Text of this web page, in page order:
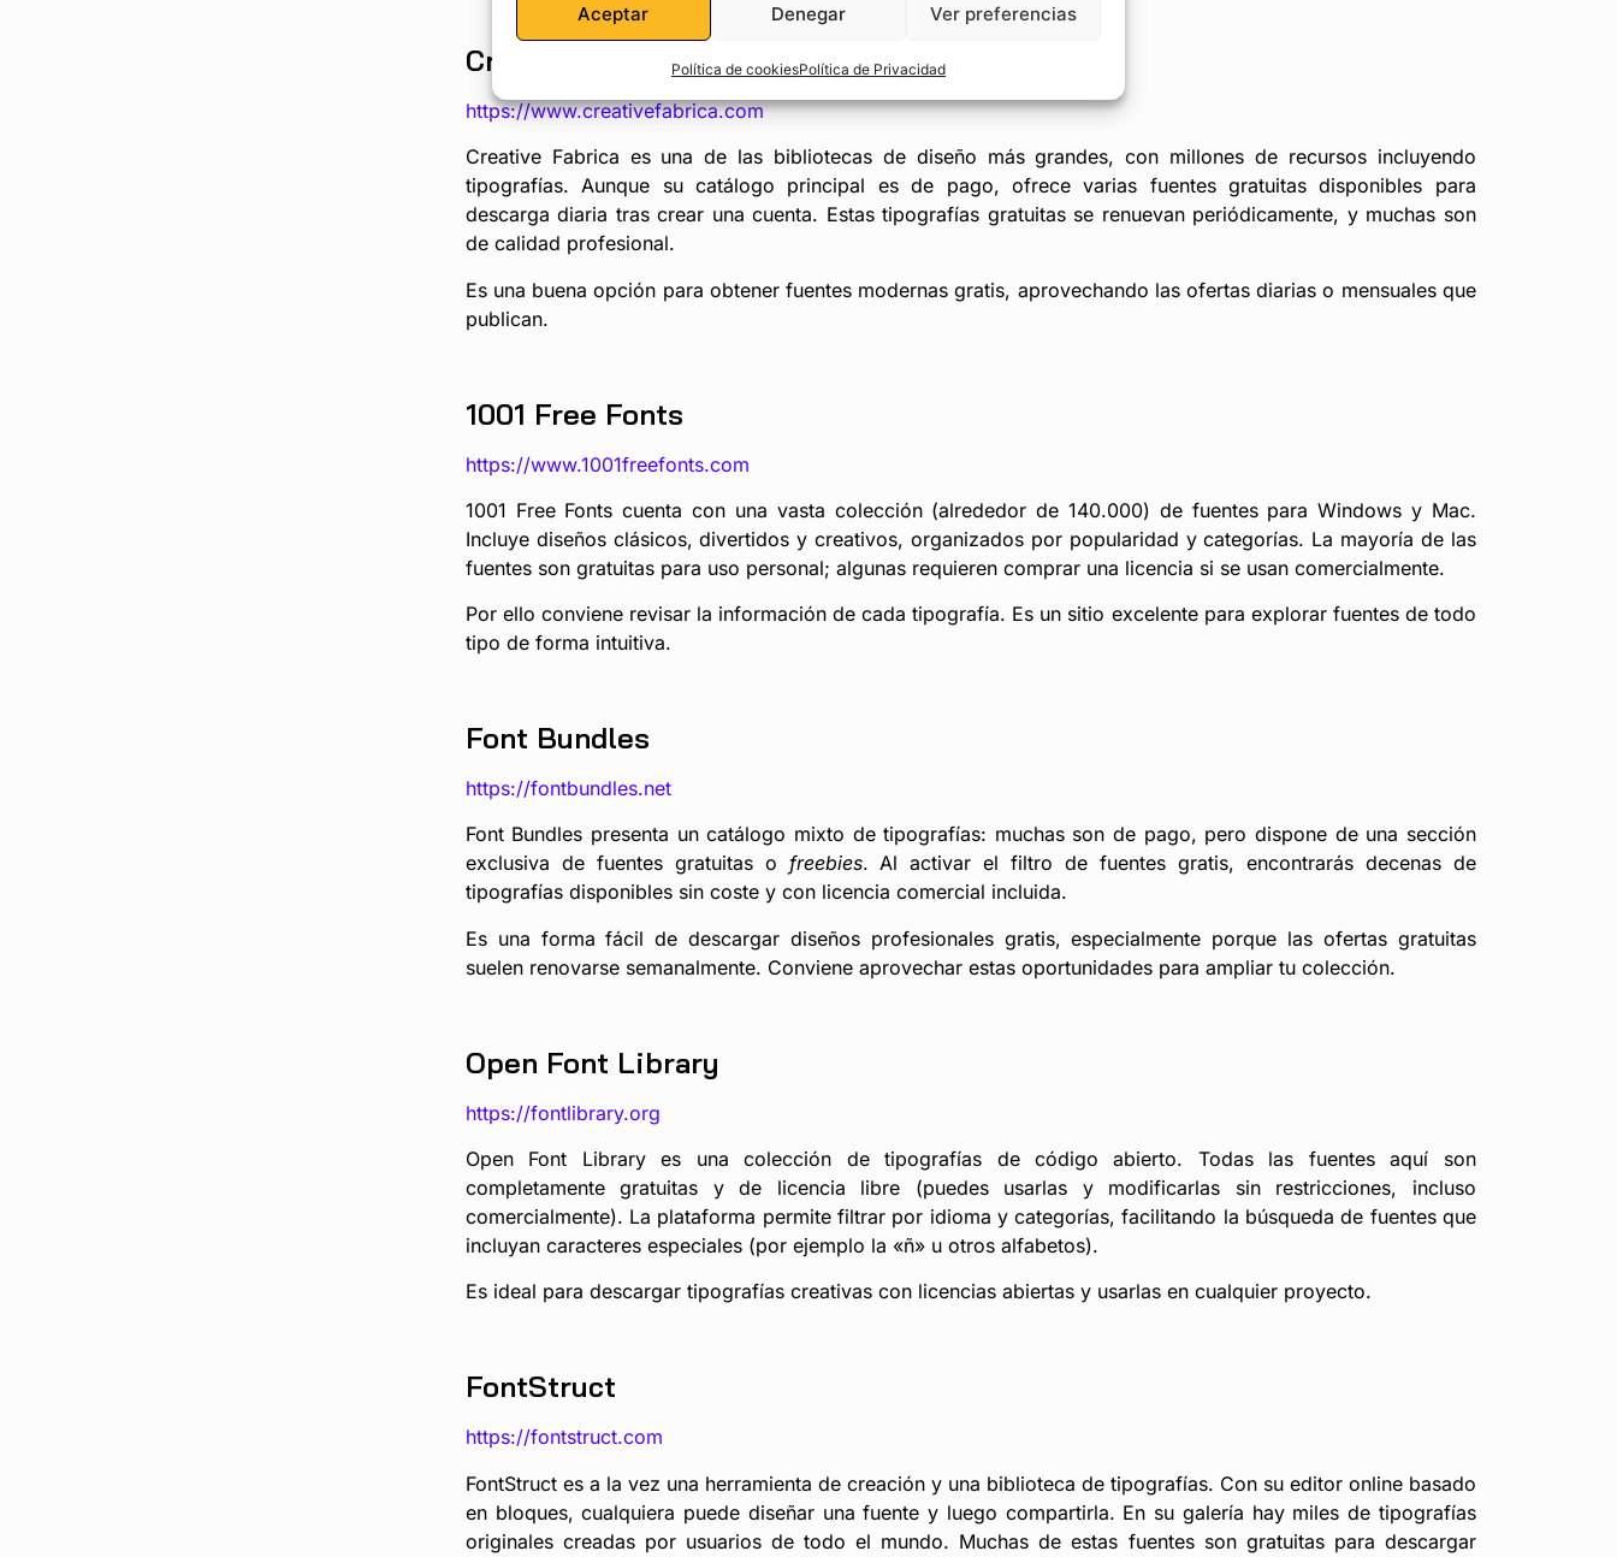
Aceptar Denegar Ver preferencias
Política de cookiesPolítica de Privacidad
Creative Fabrica
https://www.creativefabrica.com
Creative Fabrica es una de las bibliotecas de diseño más grandes, con millones de recursos incluyendo
tipografías. Aunque su catálogo principal es de pago, ofrece varias fuentes gratuitas disponibles para
descarga diaria tras crear una cuenta. Estas tipografías gratuitas se renuevan periódicamente, y muchas son
de calidad profesional.
Es una buena opción para obtener fuentes modernas gratis, aprovechando las ofertas diarias o mensuales que
publican.
1001 Free Fonts
https://www.1001freefonts.com
1001 Free Fonts cuenta con una vasta colección (alrededor de 140.000) de fuentes para Windows y Mac.
Incluye diseños clásicos, divertidos y creativos, organizados por popularidad y categorías. La mayoría de las
fuentes son gratuitas para uso personal; algunas requieren comprar una licencia si se usan comercialmente.
Por ello conviene revisar la información de cada tipografía. Es un sitio excelente para explorar fuentes de todo
tipo de forma intuitiva.
Font Bundles
https://fontbundles.net
Font Bundles presenta un catálogo mixto de tipografías: muchas son de pago, pero dispone de una sección
exclusiva de fuentes gratuitas o freebies. Al activar el filtro de fuentes gratis, encontrarás decenas de
tipografías disponibles sin coste y con licencia comercial incluida.
Es una forma fácil de descargar diseños profesionales gratis, especialmente porque las ofertas gratuitas
suelen renovarse semanalmente. Conviene aprovechar estas oportunidades para ampliar tu colección.
Open Font Library
https://fontlibrary.org
Open Font Library es una colección de tipografías de código abierto. Todas las fuentes aquí son
completamente gratuitas y de licencia libre (puedes usarlas y modificarlas sin restricciones, incluso
comercialmente). La plataforma permite filtrar por idioma y categorías, facilitando la búsqueda de fuentes que
incluyan caracteres especiales (por ejemplo la «ñ» u otros alfabetos).
Es ideal para descargar tipografías creativas con licencias abiertas y usarlas en cualquier proyecto.
FontStruct
https://fontstruct.com
FontStruct es a la vez una herramienta de creación y una biblioteca de tipografías. Con su editor online basado
en bloques, cualquiera puede diseñar una fuente y luego compartirla. En su galería hay miles de tipografías
originales creadas por usuarios de todo el mundo. Muchas de estas fuentes son gratuitas para descargar